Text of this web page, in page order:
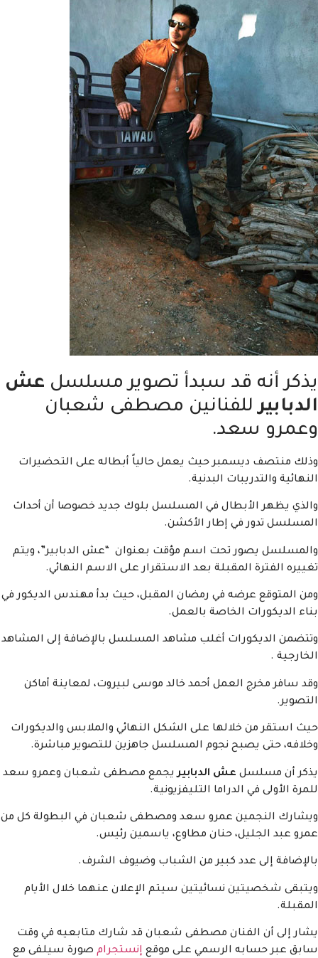
يذكر أنه قد سبدأ تصوير مسلسل عش
الدبابيرللفنانين مصطفى شعبان
وعمرو سعد.
وذلك منتصف ديسمبر حيث يعمل حالياً أبطاله على التحضيرات
النهائية والتدريبات البدنية.
والذي يظهر الأبطال في المسلسل بلوك جديد خصوصا أن أحداث
المسلسل تدور في إطار الأكشن.
والمسلسل يصور تحت اسم مؤقت بعنوان “عش الدبابير”، ويتم
تغييره الفترة المقبلة بعد الاستقرار على الاسم النهائي.
ومن المتوقع عرضه في رمضان المقبل، حيث بدأ مهندس الديكور في
بناء الديكورات الخاصة بالعمل.
وتتضمن الديكورات أغلب مشاهد المسلسل بالإضافة إلى المشاهد
الخارجية .
وقد سافر مخرج العمل أحمد خالد موسى لبيروت، لمعاينة أماكن
التصوير.
حيث استقر من خلالها على الشكل النهائي والملابس والديكورات
وخلافه، حتى يصبح نجوم المسلسل جاهزين للتصوير مباشرة.
يذكر أن مسلسل عش الدبابيريجمع مصطفى شعبان وعمرو سعد
للمرة الأولى في الدراما التليفزيونية.
ويشارك النجمين عمرو سعد ومصطفى شعبان في البطولة كل من
عمرو عبد الجليل، حنان مطاوع، ياسمين رئيس.
بالإضافة إلى عدد كبير من الشباب وضيوف الشرف.
ويتبقى شخصيتين نسائيتين سيتم الإعلان عنهما خلال الأيام
المقبلة.
يشار إلى أن الفنان مصطفى شعبان قد شارك متابعيه في وقت
سابق عبر حسابه الرسمي على موقع إنستجرام صورة سيلفى مع